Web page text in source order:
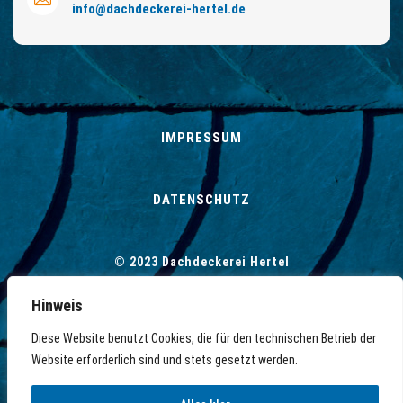
Hinweis
Diese Website benutzt Cookies, die für den technischen Betrieb der
Website erforderlich sind und stets gesetzt werden.
info@dachdeckerei-hertel.de
IMPRESSUM
DATENSCHUTZ
© 2023 Dachdeckerei Hertel
© 2026 Dachdeckerei Hertel – Jens Hertel
Dachdeckermeister. All rights reserved